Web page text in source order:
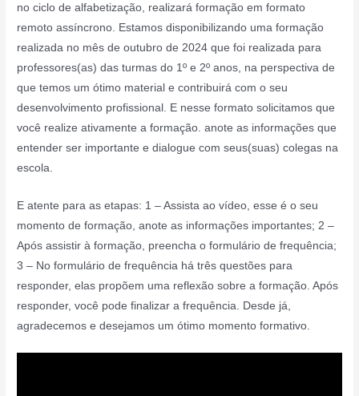
no ciclo de alfabetização, realizará formação em formato
remoto assíncrono. Estamos disponibilizando uma formação
realizada no mês de outubro de 2024 que foi realizada para
professores(as) das turmas do 1º e 2º anos, na perspectiva de
que temos um ótimo material e contribuirá com o seu
desenvolvimento profissional. E nesse formato solicitamos que
você realize ativamente a formação. anote as informações que
entender ser importante e dialogue com seus(suas) colegas na
escola.
E atente para as etapas: 1 – Assista ao vídeo, esse é o seu
momento de formação, anote as informações importantes; 2 –
Após assistir à formação, preencha o formulário de frequência;
3 – No formulário de frequência há três questões para
responder, elas propõem uma reflexão sobre a formação. Após
responder, você pode finalizar a frequência. Desde já,
agradecemos e desejamos um ótimo momento formativo.